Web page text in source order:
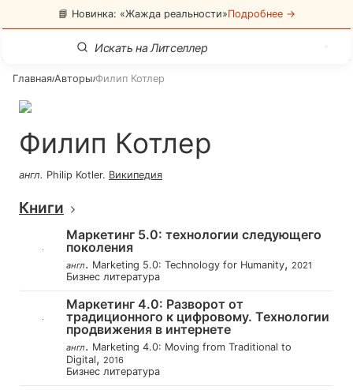
📘 Новинка: «Жажда реальности»Подробнее →
Главная/Авторы/Филип Котлер
Филип Котлер
англ. Philip Kotler. Википедия
Книги
Маркетинг 5.0: технологии следующего
поколения
англ. Marketing 5.0: Technology for Humanity, 2021
Бизнес литература
Маркетинг 4.0: Разворот от
традиционного к цифровому. Технологии
продвижения в интернете
англ. Marketing 4.0: Moving from Traditional to
Digital, 2016
Бизнес литература